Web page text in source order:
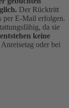
Der Rücktritt
per E-Mail erfolgen.
da sie
keine
oder bei